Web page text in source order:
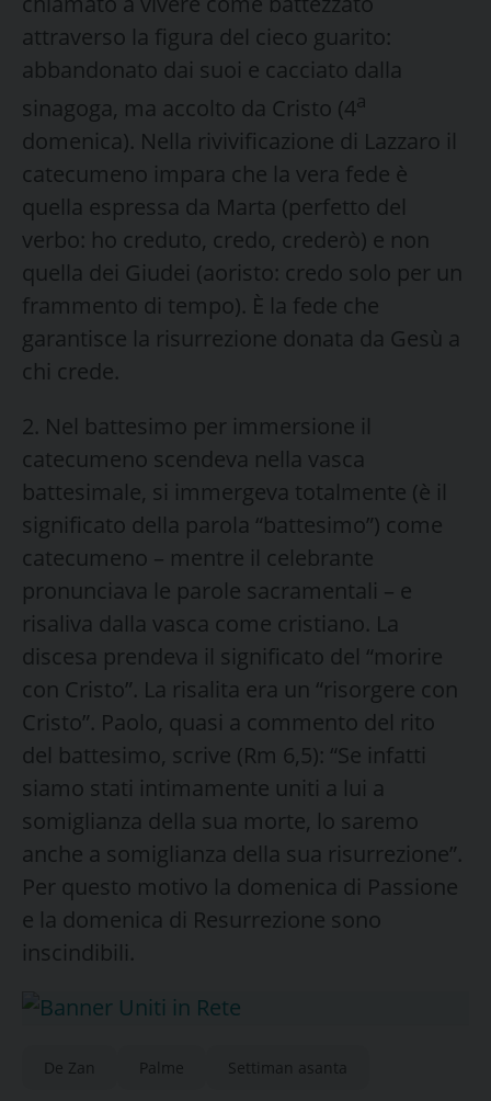
attraverso la figura del cieco guarito:
abbandonato dai suoi e cacciato dalla
sinagoga, ma accolto da Cristo (4a
domenica). Nella rivivificazione di Lazzaro il
catecumeno impara che la vera fede è
quella espressa da Marta (perfetto del
verbo: ho creduto, credo, crederò) e non
quella dei Giudei (aoristo: credo solo per un
frammento di tempo). È la fede che
garantisce la risurrezione donata da Gesù a
chi crede.
2. Nel battesimo per immersione il
catecumeno scendeva nella vasca
battesimale, si immergeva totalmente (è il
significato della parola “battesimo”) come
catecumeno – mentre il celebrante
pronunciava le parole sacramentali – e
risaliva dalla vasca come cristiano. La
discesa prendeva il significato del “morire
con Cristo”. La risalita era un “risorgere con
Cristo”. Paolo, quasi a commento del rito
del battesimo, scrive (Rm 6,5): “Se infatti
siamo stati intimamente uniti a lui a
somiglianza della sua morte, lo saremo
anche a somiglianza della sua risurrezione”.
Per questo motivo la domenica di Passione
e la domenica di Resurrezione sono
inscindibili.
De Zan Palme Settiman asanta